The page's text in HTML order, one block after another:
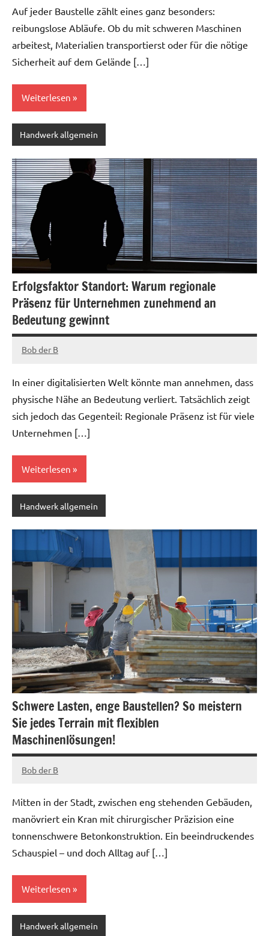
2025
Auf jeder Baustelle zählt eines ganz besonders:
reibungslose Abläufe. Ob du mit schweren Maschinen
arbeitest, Materialien transportierst oder für die nötige
Sicherheit auf dem Gelände […]
Weiterlesen
Handwerk allgemein
Erfolgsfaktor Standort: Warum regionale
Präsenz für Unternehmen zunehmend an
Bedeutung gewinnt
April
2025
Bob der B
In einer digitalisierten Welt könnte man annehmen, dass
physische Nähe an Bedeutung verliert. Tatsächlich zeigt
sich jedoch das Gegenteil: Regionale Präsenz ist für viele
Unternehmen […]
Weiterlesen
Handwerk allgemein
Schwere Lasten, enge Baustellen? So meistern
Sie jedes Terrain mit flexiblen
Maschinenlösungen!
April
2025
Bob der B
Mitten in der Stadt, zwischen eng stehenden Gebäuden,
manövriert ein Kran mit chirurgischer Präzision eine
tonnenschwere Betonkonstruktion. Ein beeindruckendes
Schauspiel – und doch Alltag auf […]
Weiterlesen
Handwerk allgemein